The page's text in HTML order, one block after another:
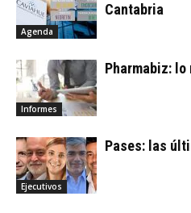
Agenda
Cantabria
Informes
Pharmabiz:
Ejecutivos
Pases: las